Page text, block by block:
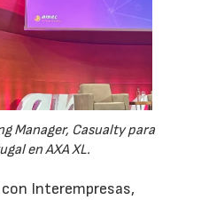
Manager, Casualty para
en AXA XL.
Interempresas,